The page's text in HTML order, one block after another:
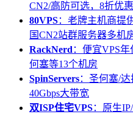
CN2/高防可选，8折优惠
80VPS：老牌主机商提
国CN2站群服务器多机
RackNerd ：便宜VPS
何塞等13个机房
SpinServers：圣何塞/
40Gbps大带宽
双ISP住宅VPS：原生